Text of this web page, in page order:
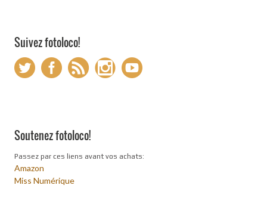
Suivez fotoloco!
Soutenez fotoloco!
Passez par ces liens avant vos achats:
Amazon
Miss Numérique